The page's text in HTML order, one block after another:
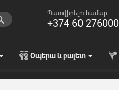
Պատվիրելու համար
+374 60 276000
Օպերա և բալետ